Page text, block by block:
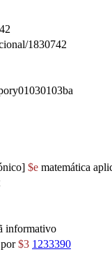
1830742
$e matemática
informativo
por$3 1233390